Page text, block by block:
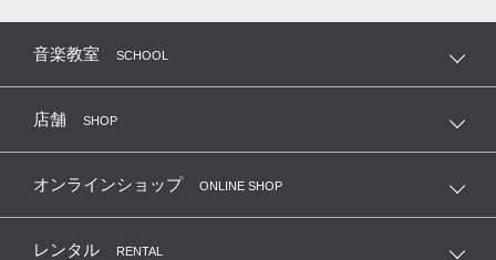
音楽教室 SCHOOL
店舗 SHOP
オンラインショップ ONLINE SHOP
レンタル RENTAL